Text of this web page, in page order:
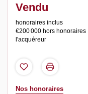
Vendu
honoraires inclus
€200 000 hors honoraires
l'acquéreur
Nos honoraires